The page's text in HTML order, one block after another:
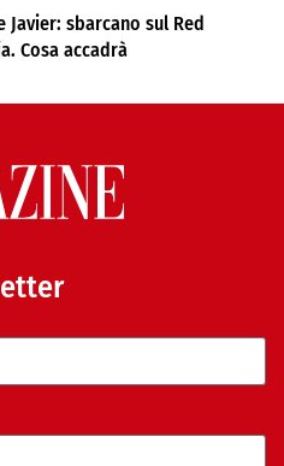
Javier: sbarcano sul Red
Cosa accadrà